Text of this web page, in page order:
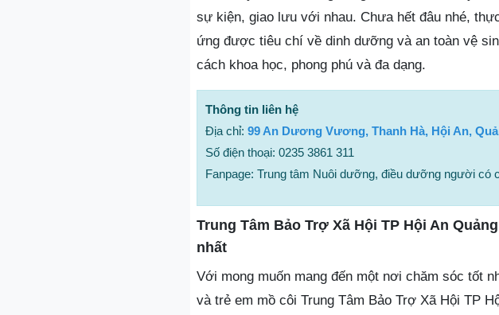
sự kiện, giao lưu với nhau. Chưa hết đâu nhé,
ứng được tiêu chí về dinh dưỡng và an toàn vệ
cách khoa học, phong phú và đa dạng.
Thông tin liên hệ
Địa chỉ: 99 An Dương Vương, Thanh Hà, Hội An,
Số điện thoại: 0235 3861 311
Fanpage: Trung tâm Nuôi dưỡng, điều dưỡng người có
Trung Tâm Bảo Trợ Xã Hội TP Hội An
nhất
Với mong muốn mang đến một nơi chăm sóc tốt
và trẻ em mồ côi Trung Tâm Bảo Trợ Xã Hội TP